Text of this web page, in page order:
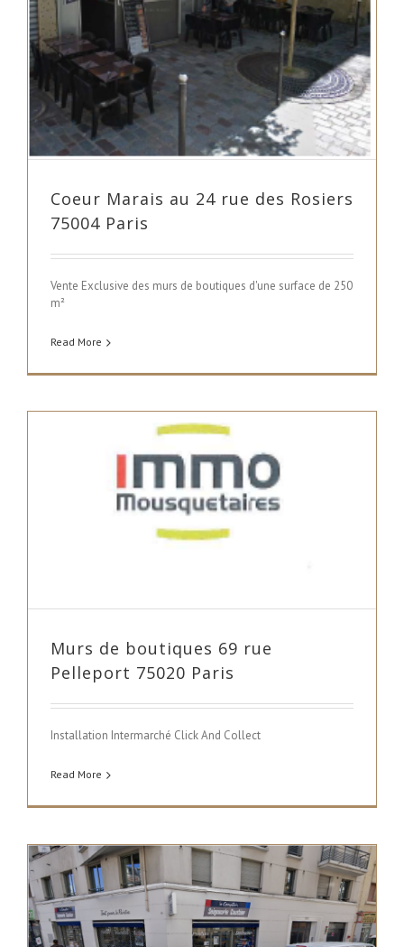
Coeur Marais au 24 rue des Rosiers
75004 Paris
Vente Exclusive des murs de boutiques d'une surface de 250
m²
Read More
Murs de boutiques 69 rue
Pelleport 75020 Paris
Installation Intermarché Click And Collect
Read More